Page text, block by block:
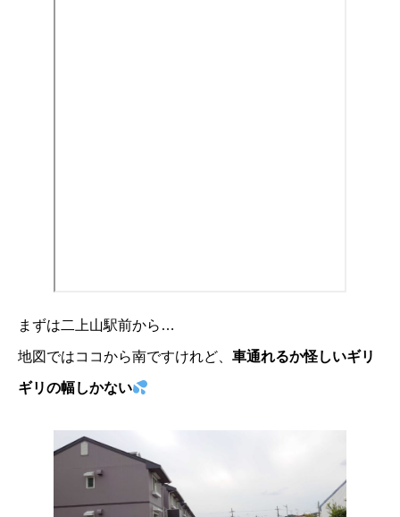
まずは二上山駅前から…
地図ではココから南ですけれど、 車通れるか怪しいギリ
ギリの幅しかない